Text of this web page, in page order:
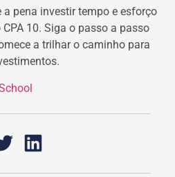
pena investir tempo e esforço
10. Siga o passo a passo
a trilhar o caminho para